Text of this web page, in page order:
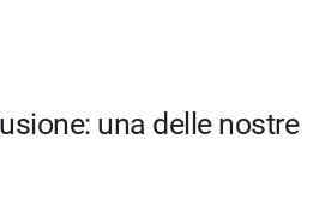
una delle nostre